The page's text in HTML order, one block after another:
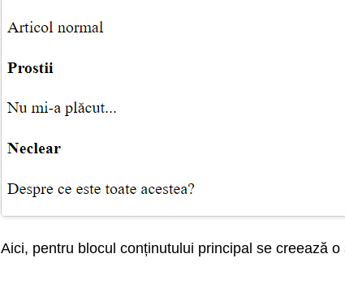
Aici, pentru blocul conținutului principal se creează